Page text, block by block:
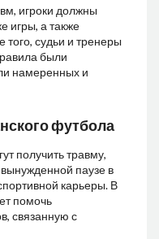
игроки должны
игры, а также
судьи и тренеры
были
намеренных и
футбола
получить травму,
паузе в
карьеры. В
помочь
связанную с